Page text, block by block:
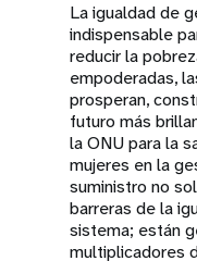
La igualdad de
indispensable
reducir la
empoderadas,
prosperan,
futuro más
la ONU para la
mujeres en la
suministro no
barreras de la
sistema; están
multiplicadores